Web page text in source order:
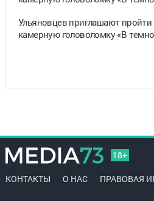
Ульяновцев приглашают пройти
камерную головоломку «В
18+
КОНТАКТЫ О НАС ПРАВОВАЯ